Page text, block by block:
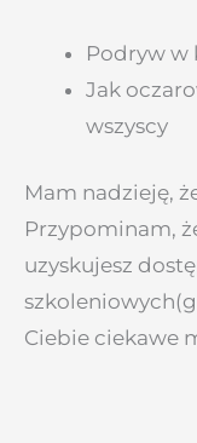
Podryw w
Jak
wszyscy
Mam nadzieję,
Przypominam,
uzyskujesz
Ciebie ciekawe